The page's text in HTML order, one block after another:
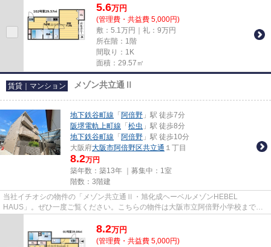
5.6万円
(管理費・共益費 5,000円)
敷：5.1万円｜礼：9万円
所在階：1階
間取り：1K
面積：29.57㎡
賃貸｜マンション メゾン共立通Ⅱ
地下鉄谷町線 「 阿倍野 」駅 徒歩7分
阪堺電軌上町線 「 松虫 」駅 徒歩8分
地下鉄谷町線 「 阿倍野 」駅 徒歩10分
大阪府大阪市阿倍野区共立通 １丁目
8.2万円
築年数：築13年 ｜募集中： 1室
階数：3階建
当社イチオシの物件の「メゾン共立通Ⅱ・旭化成ヘーベルメゾンHEBEL
HAUS」。ぜひ一度ご覧ください。こちらの物件は大阪市立阿倍野小学校まで
8.2万円
(管理費・共益費 5,000円)